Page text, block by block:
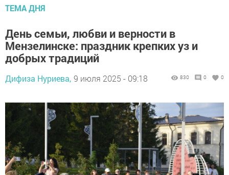
ТЕМА ДНЯ
День семьи, любви и верности в
Мензелинске: праздник крепких уз и
добрых традиций
Дифиза Нуриева, 9 июля 2025 - 09:18 830 0 0